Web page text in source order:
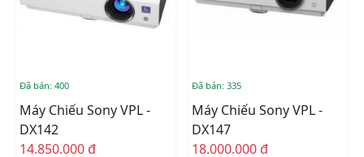
Đã bán: 400
Máy Chiếu Sony VPL -
DX142
14.850.000 đ
Đã bán: 335
Máy Chiếu Sony VPL -
DX147
18.000.000 đ